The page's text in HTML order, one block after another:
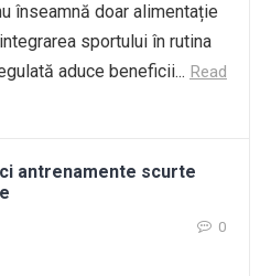
înseamnă doar alimentație
sportului în rutina
aduce beneficii... Read
antrenamente scurte
0